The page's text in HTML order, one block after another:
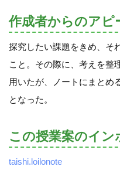
作成者からのアピ
探究したい課題をきめ、そ
こと。その際に、考えを整
用いたが、ノートにまとめ
となった。
この授業案のイン
taishi.loilonote